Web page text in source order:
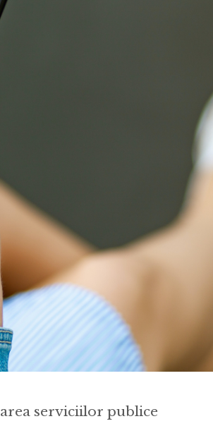
serviciilor publice